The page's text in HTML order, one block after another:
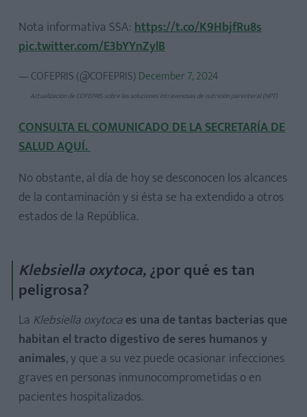
Nota informativa SSA:https://t.co/K9HbjfRu8s
pic.twitter.com/E3bYYnZylB
— COFEPRIS (@COFEPRIS)December 7, 2024
Actualización de COFEPRIS sobre las soluciones intravenosas de nutrición parenteral (NPT)
CONSULTA EL COMUNICADO DE LA SECRETARÍA DE
SALUD AQUÍ.
No obstante, al día de hoy se desconocen los alcances
de la contaminación y si ésta se ha extendido a otros
estados de la República.
Klebsiella oxytoca,¿por qué es tan
peligrosa?
La Klebsiella oxytocaes una de tantas bacterias que
habitan el tracto digestivo de seres humanos y
animales, y que a su vez puede ocasionar infecciones
graves en personas inmunocomprometidas o en
pacientes hospitalizados.